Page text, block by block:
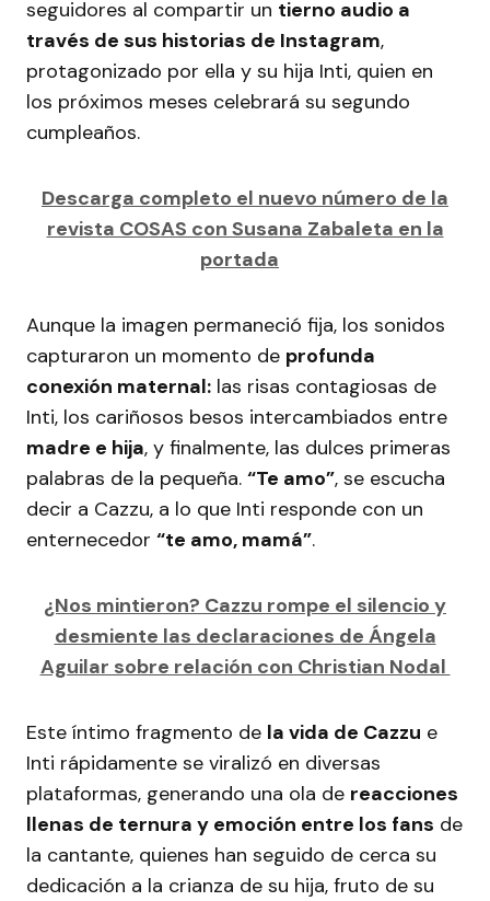
seguidores al compartir un tierno audio a
través de sus historias de Instagram,
protagonizado por ella y su hija Inti, quien en
los próximos meses celebrará su segundo
cumpleaños.
Descarga completo el nuevo número de la
revista COSAS con Susana Zabaleta en la
portada
Aunque la imagen permaneció fija, los sonidos
capturaron un momento de profunda
conexión maternal: las risas contagiosas de
Inti, los cariñosos besos intercambiados entre
madre e hija, y finalmente, las dulces primeras
palabras de la pequeña. “Te amo”, se escucha
decir a Cazzu, a lo que Inti responde con un
enternecedor “te amo, mamá”.
¿Nos mintieron? Cazzu rompe el silencio y
desmiente las declaraciones de Ángela
Aguilar sobre relación con Christian Nodal
Este íntimo fragmento de la vida de Cazzu e
Inti rápidamente se viralizó en diversas
plataformas, generando una ola de reacciones
llenas de ternura y emoción entre los fans de
la cantante, quienes han seguido de cerca su
dedicación a la crianza de su hija, fruto de su